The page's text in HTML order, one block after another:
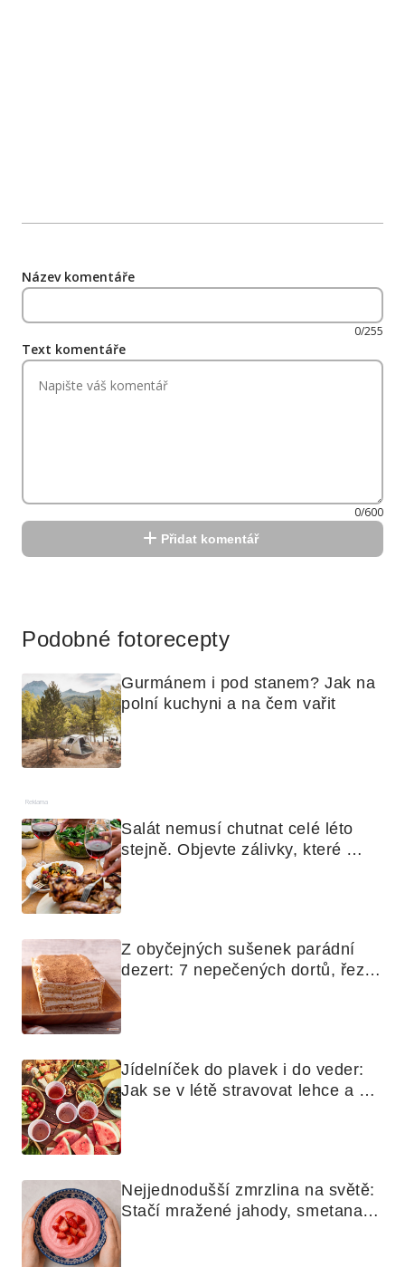
Název komentáře
0/255
Text komentáře
0/600
Přidat komentář
Podobné fotorecepty
Gurmánem i pod stanem? Jak na
polní kuchyni a na čem vařit
Reklama
Salát nemusí chutnat celé léto
stejně. Objevte zálivky, které
Z obyčejných sušenek parádní
dezert: 7 nepečených dortů, řezů
Jídelníček do plavek i do veder:
Jak se v létě stravovat lehce a
Nejjednodušší zmrzlina na světě:
Stačí mražené jahody, smetana a